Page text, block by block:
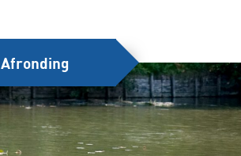
Afronding